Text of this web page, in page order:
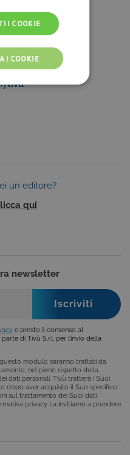
tivù
un editore?
qui
newsletter
e presto il consenso al
di Tivù S.r.l. per l’invio della
modulo saranno trattati da
nel pieno rispetto della
dati personali. Tivù tratterà i Suoi
dopo aver acquisito il Suo specifico
sul trattamento dei Suoi dati
privacy La invitiamo a prendere
I COOKIE
I COOKIE
per il corretto
impostati solo in
la corretta
ai criteri da te
presenti nel
avvisati
ma in tal caso
non archiviano, di